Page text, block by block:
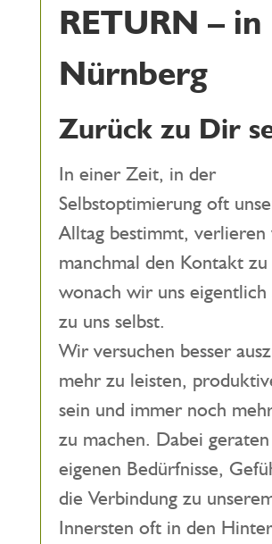
RETURN – in
Nürnberg
Zurück zu Dir
In einer Zeit, in der
Selbstoptimierung oft
Alltag bestimmt,
manchmal den Kontakt zu
wonach wir uns eigentlich
zu uns selbst.
Wir versuchen besser
mehr zu leisten,
sein und immer noch
zu machen. Dabei
eigenen Bedürfnisse,
die Verbindung zu
Innersten oft in den